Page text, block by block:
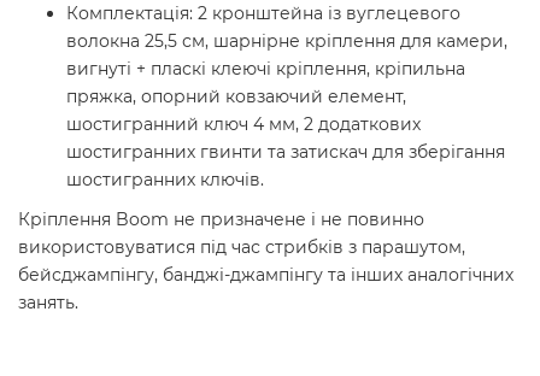
Комплектація: 2 кронштейна із вуглецевого
волокна 25,5 см, шарнірне кріплення для камери,
вигнуті + пласкі клеючі кріплення, кріпильна
пряжка, опорний ковзаючий елемент,
шостигранний ключ 4 мм, 2 додаткових
шостигранних гвинти та затискач для зберігання
шостигранних ключів.
Кріплення Boom не призначене і не повинно
використовуватися під час стрибків з парашутом,
бейсджампінгу, банджі-джампінгу та інших аналогічних
занять.